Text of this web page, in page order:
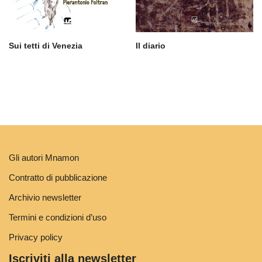
Sui tetti di Venezia Il diario
Gli autori Mnamon
Contratto di pubblicazione
Archivio newsletter
Termini e condizioni d’uso
Privacy policy
Iscriviti alla newsletter